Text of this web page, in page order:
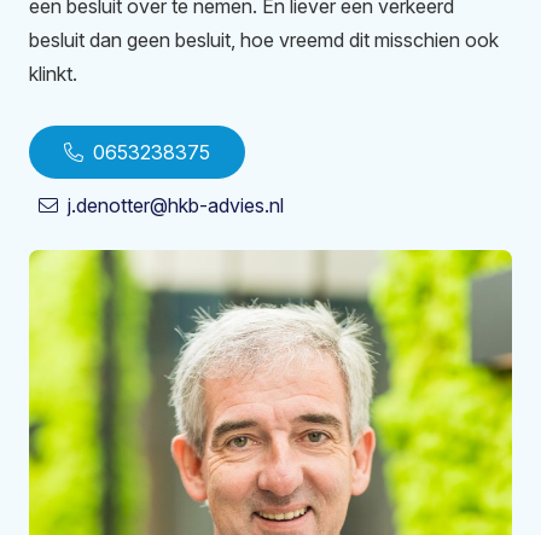
een besluit over te nemen. En liever een verkeerd
besluit dan geen besluit, hoe vreemd dit misschien ook
klinkt.
0653238375
j.denotter@hkb-advies.nl